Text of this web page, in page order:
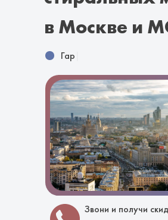
Гарантия 1
Звони и получи
в Москве и